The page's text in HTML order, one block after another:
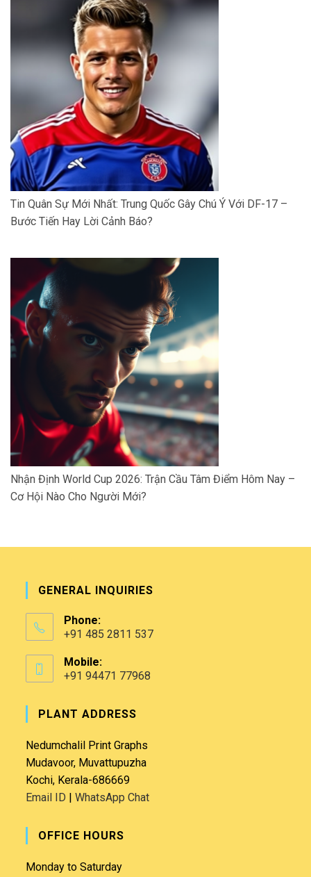
Tin Quân Sự Mới Nhất: Trung Quốc Gây Chú Ý Với DF-17 –
Bước Tiến Hay Lời Cảnh Báo?
Nhận Định World Cup 2026: Trận Cầu Tâm Điểm Hôm Nay –
Cơ Hội Nào Cho Người Mới?
GENERAL INQUIRIES
Phone:
+91 485 2811 537
Mobile:
+91 94471 77968
PLANT ADDRESS
Nedumchalil Print Graphs
Mudavoor, Muvattupuzha
Kochi, Kerala-686669
Email ID |WhatsApp Chat
OFFICE HOURS
Monday to Saturday